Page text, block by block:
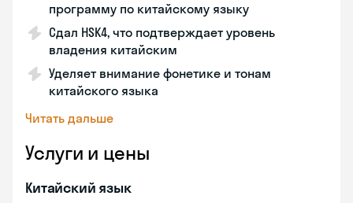
программу по китайскому языку
Сдал HSK4, что подтверждает уровень
владения китайским
Уделяет внимание фонетике и тонам
китайского языка
Читать дальше
Услуги и цены
Китайский язык